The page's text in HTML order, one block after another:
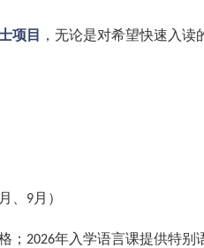
项目
，无论是对希望快速入
、 9月）
； 2026年入学语言课提供特别